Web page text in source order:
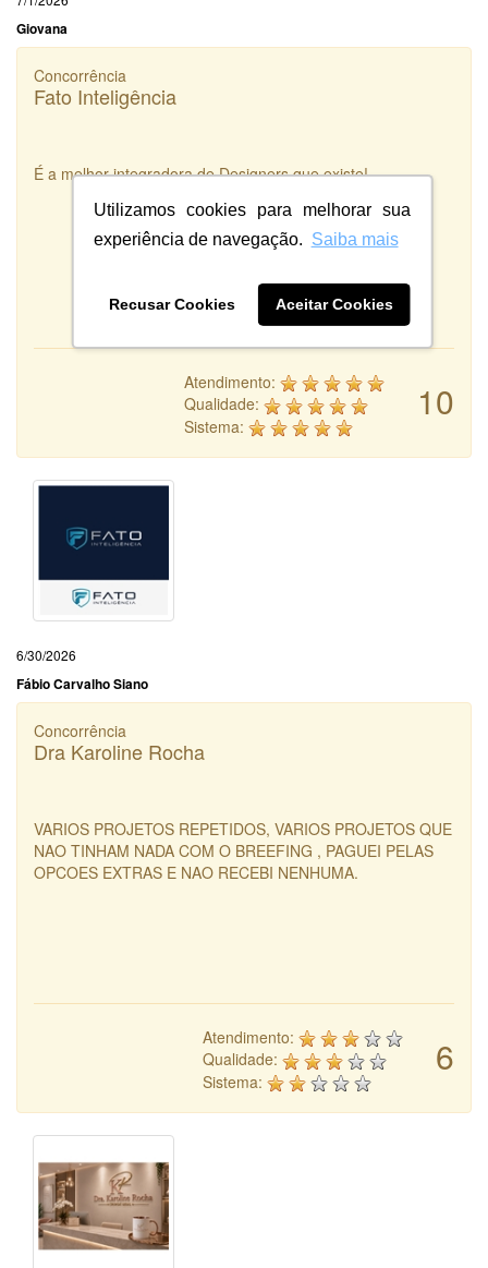
Utilizamos cookies para melhorar sua
experiência de navegação. Saiba mais
Recusar Cookies Aceitar Cookies
Giovana
Concorrência
Fato Inteligência
É a melhor integradora de Designers que existe!
10
Atendimento:
Qualidade:
Sistema:
6/30/2026
Fábio Carvalho Siano
Concorrência
Dra Karoline Rocha
VARIOS PROJETOS REPETIDOS, VARIOS PROJETOS QUE
NAO TINHAM NADA COM O BREEFING , PAGUEI PELAS
OPCOES EXTRAS E NAO RECEBI NENHUMA.
6
Atendimento:
Qualidade:
Sistema: